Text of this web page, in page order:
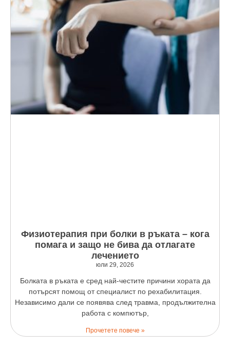
Физиотерапия при болки в ръката – кога
помага и защо не бива да отлагате
лечението
юли 29, 2026
Болката в ръката е сред най-честите причини хората да
потърсят помощ от специалист по рехабилитация.
Независимо дали се появява след травма, продължителна
работа с компютър,
Прочетете повече »